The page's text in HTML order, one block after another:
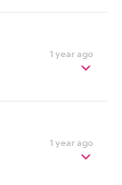
1 year ago
1 year ago